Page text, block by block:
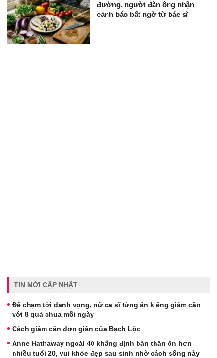
đường, người đàn ông nhận
cảnh báo bất ngờ từ bác sĩ
TIN MỚI CẬP NHẬT
Để chạm tới danh vọng, nữ ca sĩ từng ăn kiêng giảm cân
với 8 quả chua mỗi ngày
Cách giảm cân đơn giản của Bạch Lộc
Anne Hathaway ngoài 40 khẳng định bản thân ổn hơn
nhiều tuổi 20, vui khỏe đẹp sau sinh nhờ cách sống này